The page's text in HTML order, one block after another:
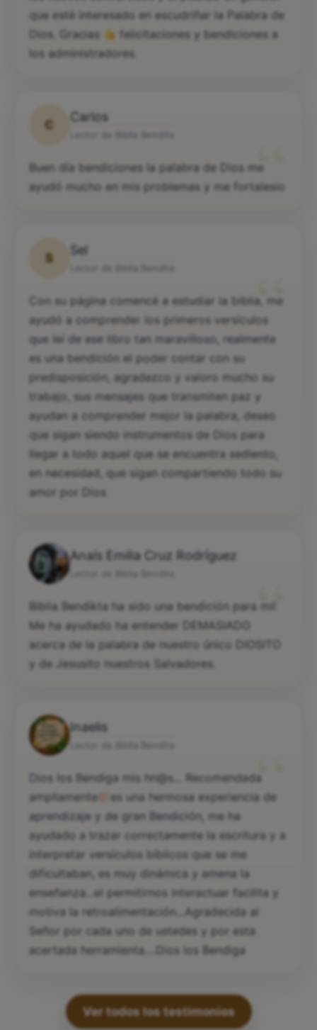
que esté interesado en escudriñar la Palabra de
Dios. Gracias
felicitaciones y bendiciones a
los administradores.
C
Carlos
“
Buen día bendiciones la palabra de Dios me
ayudó mucho en mis problemas y me fortalesio
S
Sel
“
Con su página comencé a estudiar la biblia, me
ayudó a comprender los primeros versículos
que leí de ese libro tan maravilloso, realmente
es una bendición el poder contar con su
predisposición, agradezco y valoro mucho su
trabajo, sus mensajes que transmiten paz y
ayudan a comprender mejor la palabra, deseo
que sigan siendo instrumentos de Dios para
llegar a todo aquel que se encuentra sediento,
en necesidad, que sigan compartiendo todo su
amor por Dios
Anaís Emilia Cruz Rodríguez
“
Biblia Bendikta ha sido una bendición para mí!
Me ha ayudado ha entender DEMASIADO
acerca de la palabra de nuestro único DIOSITO
y de Jesusito nuestros Salvadores.
Inaelis
“
Dios los Bendiga mis hn@s... Recomendada
ampliamente
es una hermosa experiencia de
aprendizaje y de gran Bendición, me ha
ayudado a trazar correctamente la escritura y a
interpretar versículos bíblicos que se me
dificultaban, es muy dinámica y amena la
enseñanza...el permitirnos interactuar facilita y
motiva la retroalimentación...Agradecida al
Señor por cada uno de ustedes y por esta
acertada herramienta....Dios los Bendiga
Ver todos los testimonios